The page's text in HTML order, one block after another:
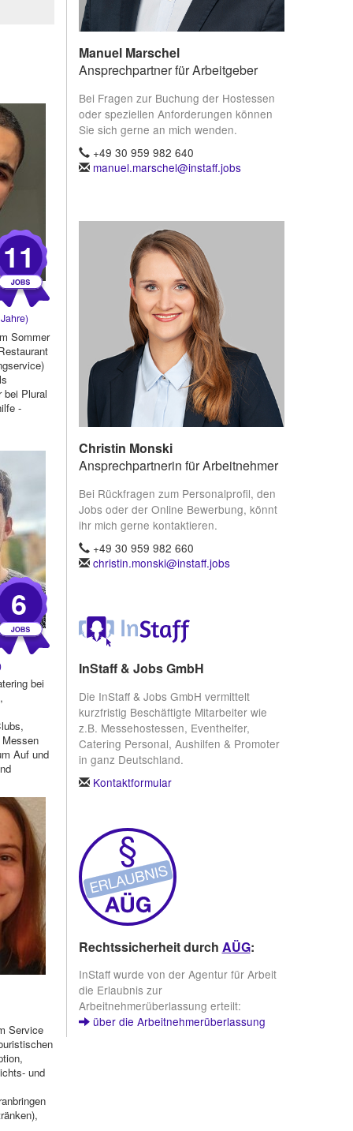
11
Sommer
bei Plural
-
6
bei
Auf und
Service
und
Manuel Marschel
Ansprechpartner für Arbeitgeber
Bei Fragen zur Buchung der Hostessen
oder speziellen Anforderungen können
Sie sich gerne an mich wenden.
+49 30 959 982 640
manuel.marschel@instaff.jobs
Christin Monski
Ansprechpartnerin für Arbeitnehmer
Bei Rückfragen zum Personalprofil, den
Jobs oder der Online Bewerbung, könnt
ihr mich gerne kontaktieren.
+49 30 959 982 660
christin.monski@instaff.jobs
InStaff & Jobs GmbH
Die InStaff & Jobs GmbH vermittelt
kurzfristig Beschäftigte Mitarbeiter wie
z.B. Messehostessen, Eventhelfer,
Catering Personal, Aushilfen & Promoter
in ganz Deutschland.
Kontaktformular
Rechtssicherheit durch AÜG:
InStaff wurde von der Agentur für Arbeit
die Erlaubnis zur
Arbeitnehmerüberlassung erteilt:
über die Arbeitnehmerüberlassung